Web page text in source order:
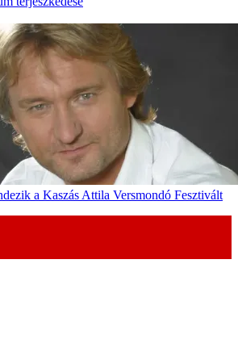
a Kaszás Attila Versmondó Fesztivált